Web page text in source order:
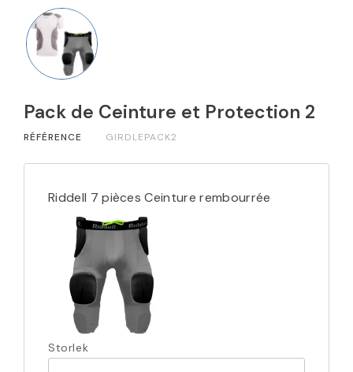
Pack de Ceinture et Protection 2
RÉFÉRENCE GIRDLEPACK2
Riddell 7 pièces Ceinture rembourrée
Storlek